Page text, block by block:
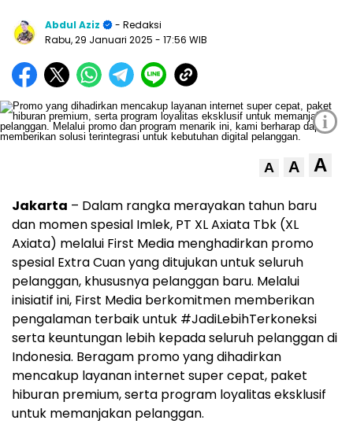
Abdul Aziz
- Redaksi
Rabu, 29 Januari 2025 - 17:56 WIB
i
A A A
Jakarta – Dalam rangka merayakan tahun baru
dan momen spesial Imlek, PT XL Axiata Tbk (XL
Axiata) melalui First Media menghadirkan promo
spesial Extra Cuan yang ditujukan untuk seluruh
pelanggan, khususnya pelanggan baru. Melalui
inisiatif ini, First Media berkomitmen memberikan
pengalaman terbaik untuk #JadiLebihTerkoneksi
serta keuntungan lebih kepada seluruh pelanggan di
Indonesia. Beragam promo yang dihadirkan
mencakup layanan internet super cepat, paket
hiburan premium, serta program loyalitas eksklusif
untuk memanjakan pelanggan.